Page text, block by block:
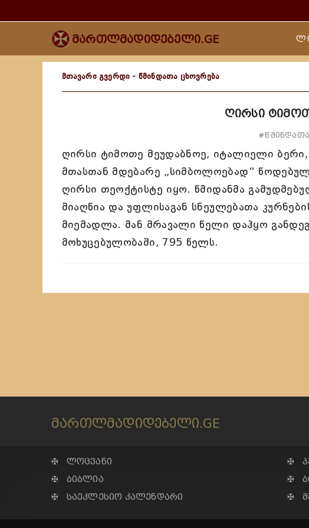
მართლმადიდებელი.GE
მთავარი გვერდი - წმინდათა ცხოვრება
ღირსი
ღირსი ტიმოთე მეუდაბნოე, იტალიელი
მთასთან მდებარე „სიმბოლოებად“
ღირსი თეოქტისტე იყო. წმიდანმა
მიაღწია და უფლისაგან სნეულებათა
მიემადლა. მან მრავალი წელი დაჰყო
მოხუცებულობაში, 795 წელს.
მართლმადიდებელი.GE
✠ ლოცვანი
✠ ბიბლია
✠ საეკლესიო კალენდარი
✠
✠
✠